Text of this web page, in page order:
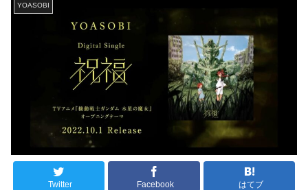
YOASOBI
Twitter Facebook はてブ